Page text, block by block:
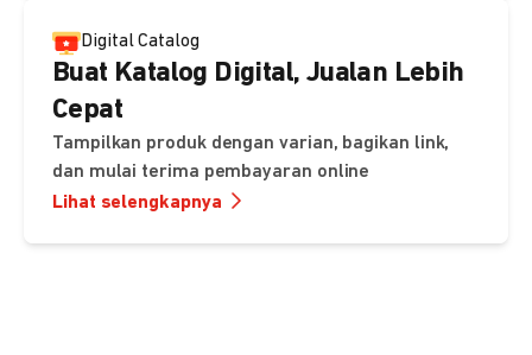
Digital Catalog
Buat Katalog Digital, Jualan Lebih
Cepat
Tampilkan produk dengan varian, bagikan link,
dan mulai terima pembayaran online
Lihat selengkapnya